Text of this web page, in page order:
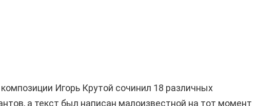
Игорь Крутой сочинил 18 различных
а текст был написан малоизвестной на тот момент